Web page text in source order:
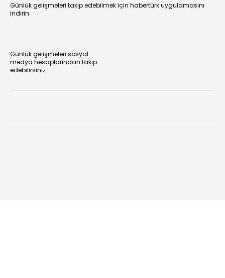
Günlük gelişmeleri takip edebilmek için habertürk uygulamasını
indirin
Günlük gelişmeleri sosyal
medya hesaplarından takip
edebilirsiniz.